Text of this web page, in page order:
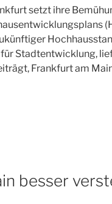
setzt ihre
Stadtentwicklung,
Frankfurt am
besser